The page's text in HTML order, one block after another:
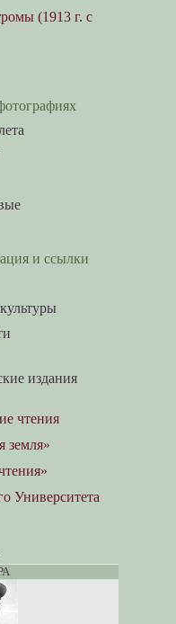
(1913 г. с
и ссылки
издания
чтения
земля»
Университета